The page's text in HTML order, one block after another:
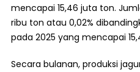
mencapai 15,46 juta ton.
ribu ton atau 0,02%
pada 2025 yang mencapai
Secara bulanan, produksi